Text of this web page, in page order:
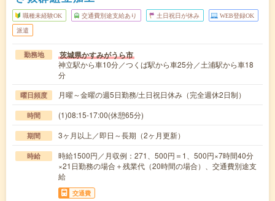
職種未経験OK 交通費別途支給あり 土日祝日が休み WEB登録OK
派遣
勤務地 茨城県かすみがうら市
神立駅から車10分／つくば駅から車25分／土浦駅から車18
分
曜日頻度 月曜～金曜の週5日勤務/土日祝日休み（完全週休2日制）
時間 (1)08:15-17:00(休憩65分)
期間 3ヶ月以上／即日～長期（2ヶ月更新）
時給
時給1500円／月収例：271、500円＝1、500円×7時間40分
×21日勤務の場合＋残業代（20時間の場合）、交通費別途支
給
交通費